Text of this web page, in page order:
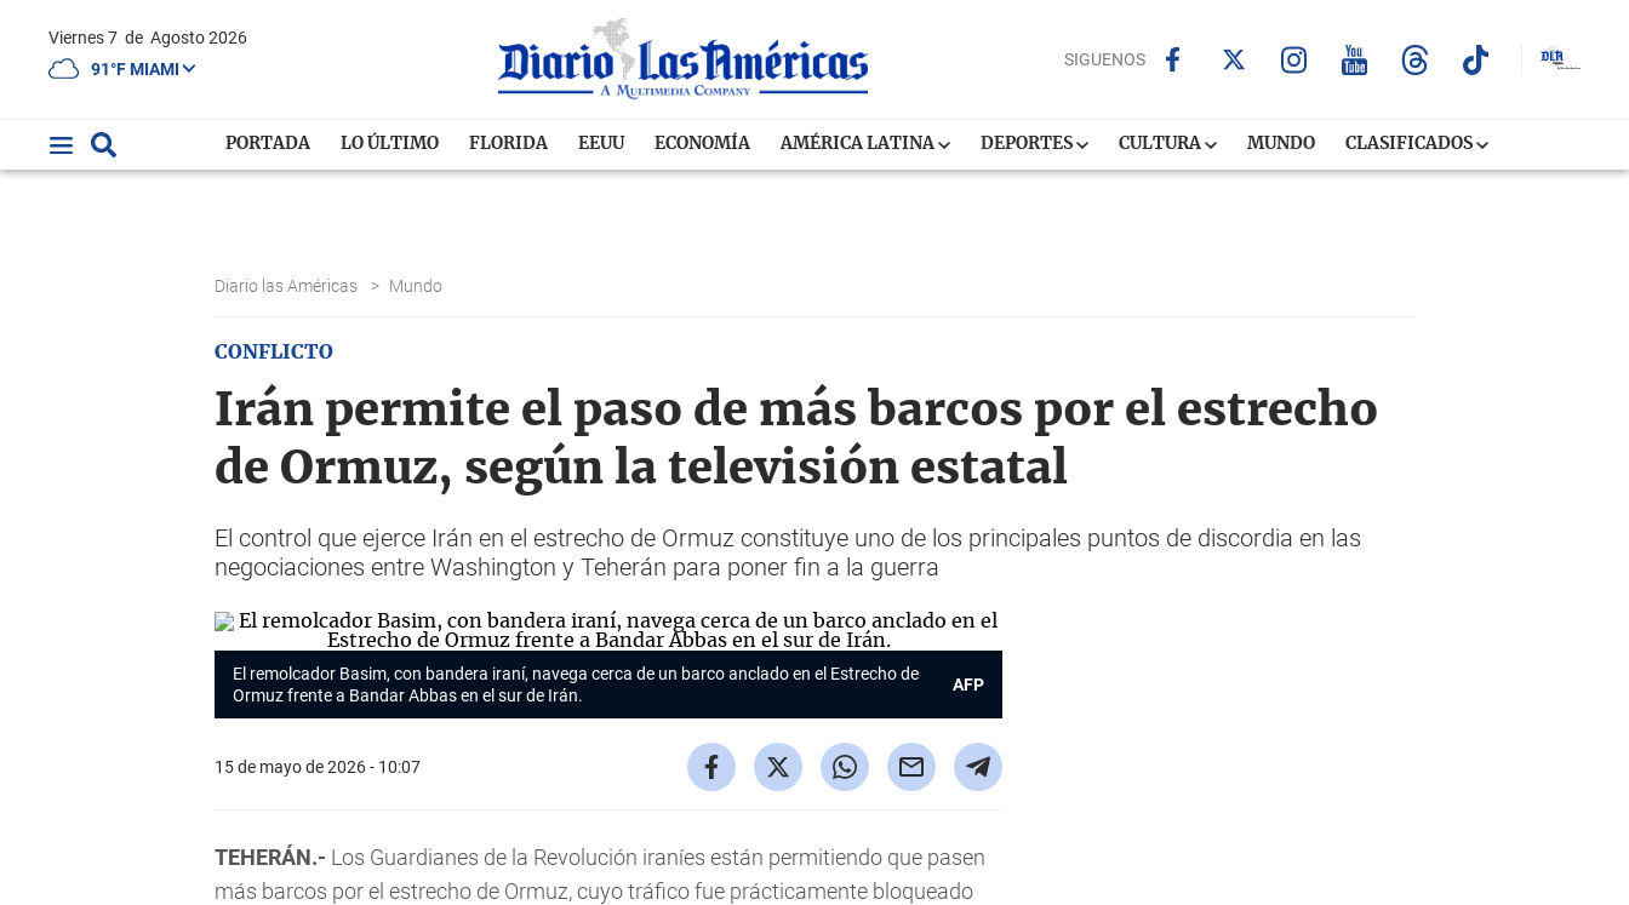
Viernes 7 de Agosto 2026
91°F MIAMI
SIGUENOS
PORTADA LO ÚLTIMO FLORIDA EEUU ECONOMÍA AMÉRICA LATINA DEPORTES CULTURA MUNDO CLASIFICADOS
Diario las Américas > Mundo
CONFLICTO
Irán permite el paso de más barcos por el estrecho
de Ormuz, según la televisión estatal
El control que ejerce Irán en el estrecho de Ormuz constituye uno de los principales puntos de discordia en las
negociaciones entre Washington y Teherán para poner fin a la guerra
El remolcador Basim, con bandera iraní, navega cerca de un barco anclado en el Estrecho de
Ormuz frente a Bandar Abbas en el sur de Irán.
AFP
15 de mayo de 2026 - 10:07
TEHERÁN.- Los Guardianes de la Revolución iraníes están permitiendo que pasen
más barcos por el estrecho de Ormuz, cuyo tráfico fue prácticamente bloqueado